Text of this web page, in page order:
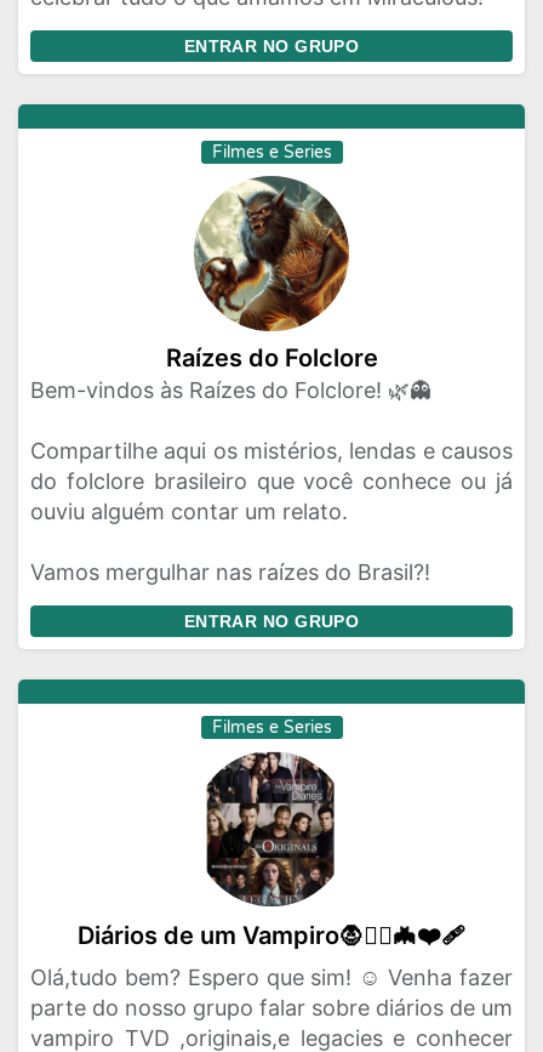
ENTRAR NO GRUPO
Filmes e Series
Raízes do Folclore
Bem-vindos às Raízes do Folclore! 🌿👻
Compartilhe aqui os mistérios, lendas e causos
do folclore brasileiro que você conhece ou já
ouviu alguém contar um relato.
Vamos mergulhar nas raízes do Brasil?!
ENTRAR NO GRUPO
Filmes e Series
Diários de um Vampiro🧛🧛‍♀️🦇❤‍🩹
Olá,tudo bem? Espero que sim! ☺️ Venha fazer
parte do nosso grupo falar sobre diários de um
vampiro TVD ,originais,e legacies e conhecer